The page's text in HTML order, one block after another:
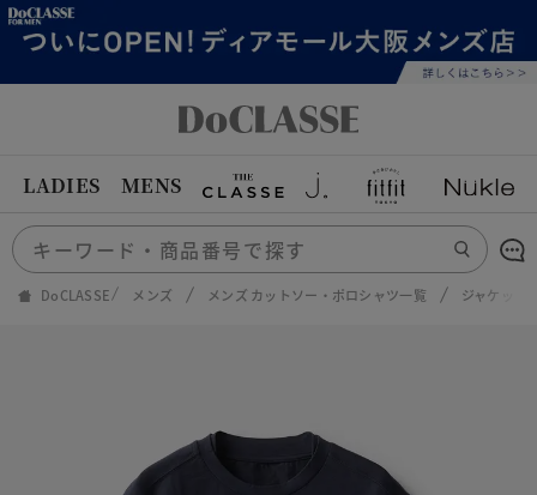
LADIES MENS
DoCLASSE メンズ メンズ カットソー・ポロシャツ一覧 ジャケット